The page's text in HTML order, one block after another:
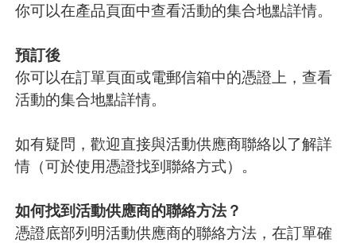
你可以在產品頁面中查看活動的集合地點詳情。
預訂後
你可以在訂單頁面或電郵信箱中的憑證上，查看
活動的集合地點詳情。
如有疑問，歡迎直接與活動供應商聯絡以了解詳
情（可於使用憑證找到聯絡方式）。
如何找到活動供應商的聯絡方法？
憑證底部列明活動供應商的聯絡方法，在訂單確